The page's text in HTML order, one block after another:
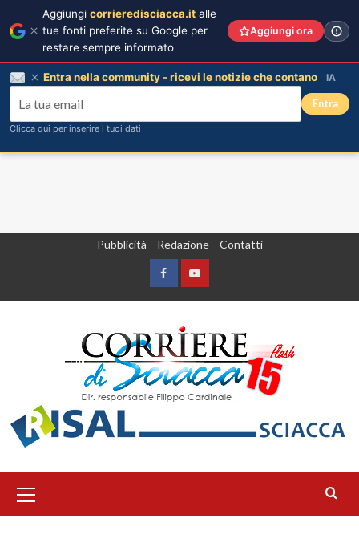
Pubblicità Redazione Contatti
FacebookYountube
principale
Aggiungi corrieredisciacca.it alle
tue fonti preferite su Google per
restare sempre informato
Aggiungi ora
Entra nella community - ricevi le notizie che contano IA
Entra
Clicca qui per inserire i tuoi dati